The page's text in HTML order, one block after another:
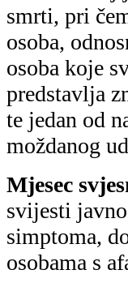
smrti, pri
osoba,
osoba koje
predstavlja
te jedan od
moždanog
Mjesec
svijesti
simptoma,
osobama s